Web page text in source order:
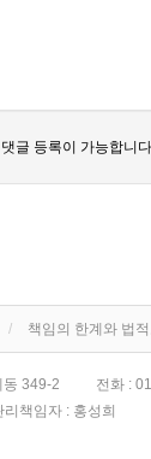
글 등록이 가능합니
책임의 한계와 법적
동 349-2 전화 :
책임자 : 홍성희